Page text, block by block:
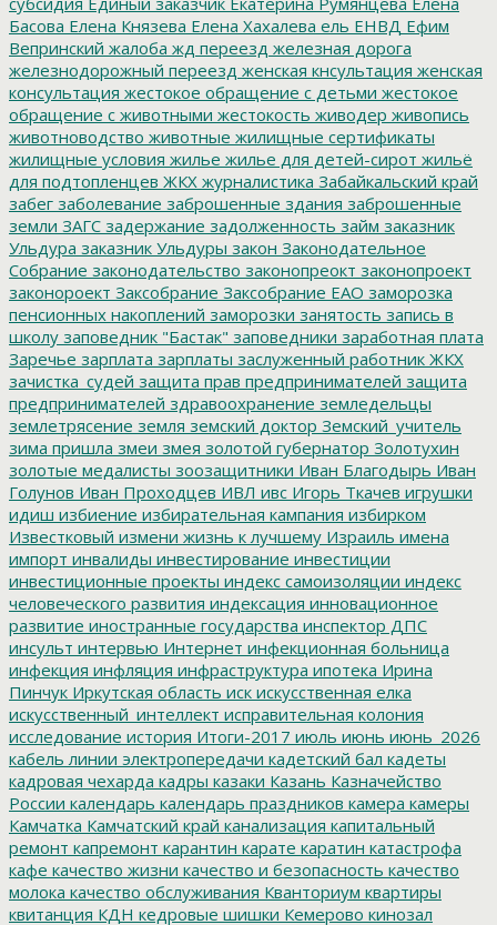
Басова Елена Князева Елена Хахалева ель ЕНВД Ефим
Вепринский жалоба жд переезд железная дорога
железнодорожный переезд женская кнсультация женская
консультация жестокое обращение с детьми жестокое
обращение с животными жестокость живодер живопись
животноводство животные жилищные сертификаты
жилищные условия жилье жилье для детей-сирот жильё
для подтопленцев ЖКХ журналистика Забайкальский край
забег заболевание заброшенные здания заброшенные
земли ЗАГС задержание задолженность займ заказник
Ульдура заказник Ульдуры закон Законодательное
Собрание законодательство законопреокт законопроект
законороект Заксобрание Заксобрание ЕАО заморозка
пенсионных накоплений заморозки занятость запись в
школу заповедник "Бастак" заповедники заработная плата
Заречье зарплата зарплаты заслуженный работник ЖКХ
зачистка_судей защита прав предпринимателей защита
предпринимателей здравоохранение земледельцы
землетрясение земля земский доктор Земский_учитель
зима пришла змеи змея золотой губернатор Золотухин
золотые медалисты зоозащитники Иван Благодырь Иван
Голунов Иван Проходцев ИВЛ ивс Игорь Ткачев игрушки
идиш избиение избирательная кампания избирком
Известковый измени жизнь к лучшему Израиль имена
импорт инвалиды инвестирование инвестиции
инвестиционные проекты индекс самоизоляции индекс
человеческого развития индексация инновационное
развитие иностранные государства инспектор ДПС
инсульт интервью Интернет инфекционная больница
инфекция инфляция инфраструктура ипотека Ирина
Пинчук Иркутская область иск искусственная елка
искусственный_интеллект исправительная колония
исследование история Итоги-2017 июль июнь июнь_2026
кабель линии электропередачи кадетский бал кадеты
кадровая чехарда кадры казаки Казань Казначейство
России календарь календарь праздников камера камеры
Камчатка Камчатский край канализация капитальный
ремонт капремонт карантин карате каратин катастрофа
кафе качество жизни качество и безопасность качество
молока качество обслуживания Кванториум квартиры
квитанция КДН кедровые шишки Кемерово кинозал